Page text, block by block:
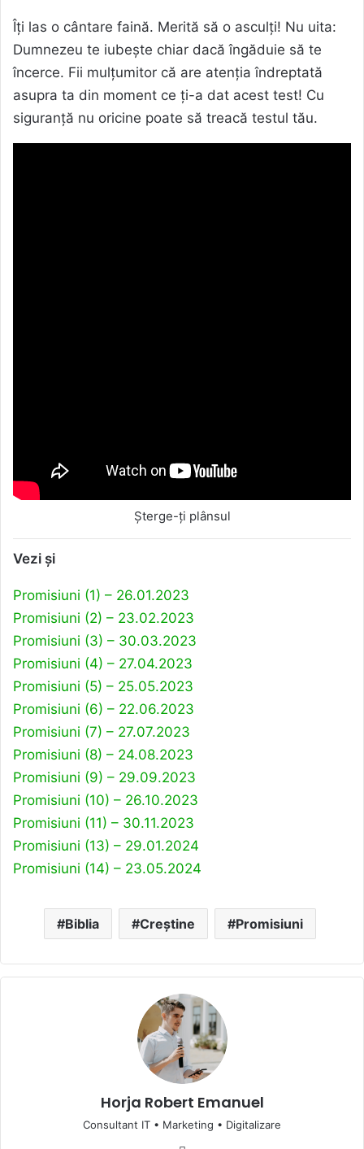
Îți las o cântare faină. Merită să o asculți! Nu uita:
Dumnezeu te iubește chiar dacă îngăduie să te
încerce. Fii mulțumitor că are atenția îndreptată
asupra ta din moment ce ți-a dat acest test! Cu
siguranță nu oricine poate să treacă testul tău.
Șterge-ți plânsul
Vezi și
Promisiuni (1) – 26.01.2023
Promisiuni (2) – 23.02.2023
Promisiuni (3) – 30.03.2023
Promisiuni (4) – 27.04.2023
Promisiuni (5) – 25.05.2023
Promisiuni (6) – 22.06.2023
Promisiuni (7) – 27.07.2023
Promisiuni (8) – 24.08.2023
Promisiuni (9) – 29.09.2023
Promisiuni (10) – 26.10.2023
Promisiuni (11) – 30.11.2023
Promisiuni (13) – 29.01.2024
Promisiuni (14) – 23.05.2024
Biblia Creștine Promisiuni
Horja Robert Emanuel
Consultant IT • Marketing • Digitalizare